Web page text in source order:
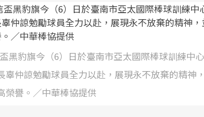
黑豹旗今（6）日於臺南市亞太國際棒球訓練中
辜仲諒勉勵球員全力以赴，展現永不放棄的精神
榮譽。／中華棒協提供